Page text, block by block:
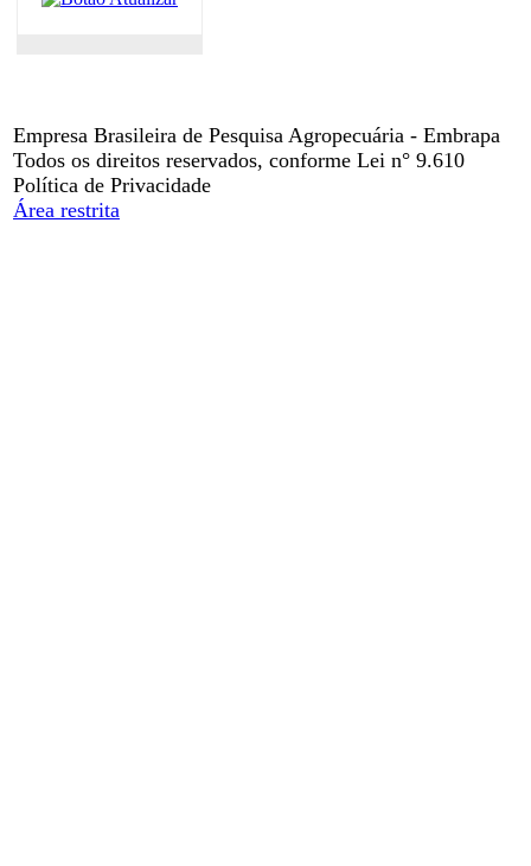
Empresa Brasileira de Pesquisa Agropecuária - Embrapa
Todos os direitos reservados, conforme Lei n° 9.610
Política de Privacidade
Área restrita